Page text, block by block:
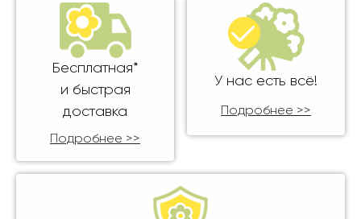
Бесплатная*
и быстрая
доставка
Подробнее >>
У нас есть всё!
Подробнее >>